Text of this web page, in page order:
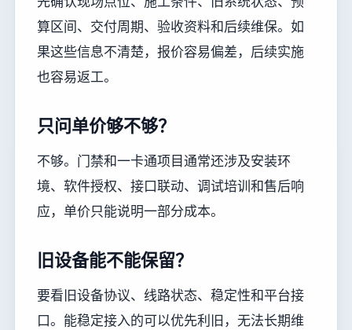
算区间、交付周期、验收资料和后续维保。如
果这些信息不清楚，报价容易偏差，后续实施
也容易返工。
只问单价够不够？
不够。门禁和一卡通项目通常还涉及安装环
境、软件授权、接口联动、调试培训和售后响
应，单价只能说明一部分成本。
旧设备能不能保留？
要看旧设备协议、线路状态、稳定性和平台接
口。能稳定接入的可以优先利旧，无法长期维